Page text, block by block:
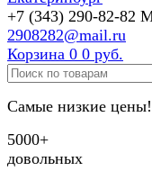
+7 (343) 290-82-82
2908282@mail.ru
Корзина 0 0 руб.
Самые низкие цены!
5000+
довольных